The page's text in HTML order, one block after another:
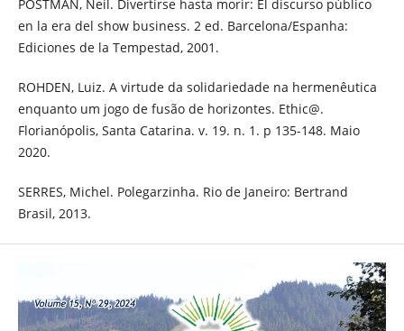
POSTMAN, Neil. Divertirse hasta morir: El discurso público
en la era del show business. 2 ed. Barcelona/Espanha:
Ediciones de la Tempestad, 2001.
ROHDEN, Luiz. A virtude da solidariedade na hermenêutica
enquanto um jogo de fusão de horizontes. Ethic@.
Florianópolis, Santa Catarina. v. 19. n. 1. p 135-148. Maio
2020.
SERRES, Michel. Polegarzinha. Rio de Janeiro: Bertrand
Brasil, 2013.